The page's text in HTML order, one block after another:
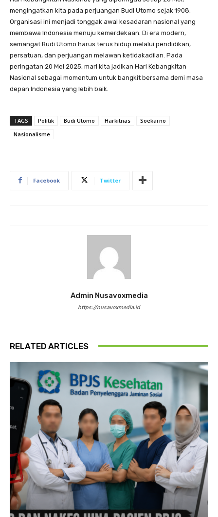
mengingatkan kita pada perjuangan Budi Utomo sejak 1908.
Organisasi ini menjadi tonggak awal kesadaran nasional yang
membawa Indonesia menuju kemerdekaan. Di era modern,
semangat Budi Utomo harus terus hidup melalui pendidikan,
persatuan, dan perjuangan melawan ketidakadilan. Pada
peringatan 20 Mei 2025, mari kita jadikan Hari Kebangkitan
Nasional sebagai momentum untuk bangkit bersama demi masa
depan Indonesia yang lebih baik.
TAGS Politik Budi Utomo Harkitnas
Soekarno
Nasionalisme
Facebook Twitter
Admin Nusavoxmedia
https://nusavoxmedia.id
RELATED ARTICLES